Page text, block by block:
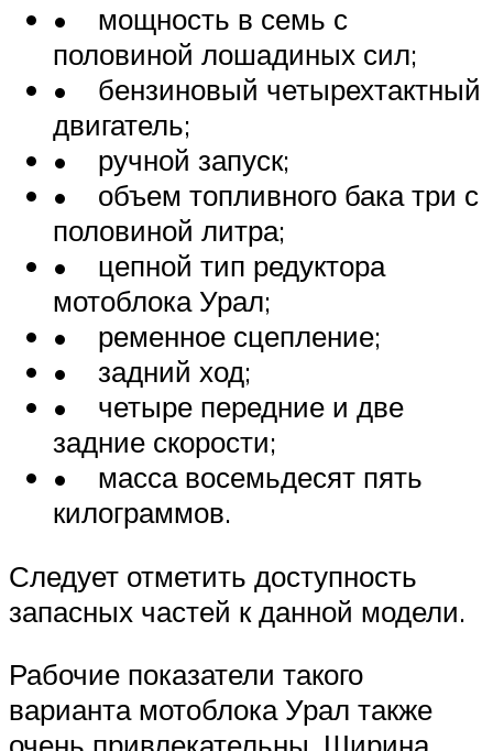
• мощность в семь с
половиной лошадиных сил;
• бензиновый четырехтактный
двигатель;
• ручной запуск;
• объем топливного бака три с
половиной литра;
• цепной тип редуктора
мотоблока Урал;
• ременное сцепление;
• задний ход;
• четыре передние и две
задние скорости;
• масса восемьдесят пять
килограммов.
Следует отметить доступность
запасных частей к данной модели.
Рабочие показатели такого
варианта мотоблока Урал также